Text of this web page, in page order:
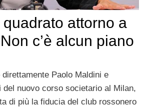
attorno a
c’è alcun piano
Paolo Maldini e
del nuovo corso societario al Milan,
di più la fiducia del club rossonero